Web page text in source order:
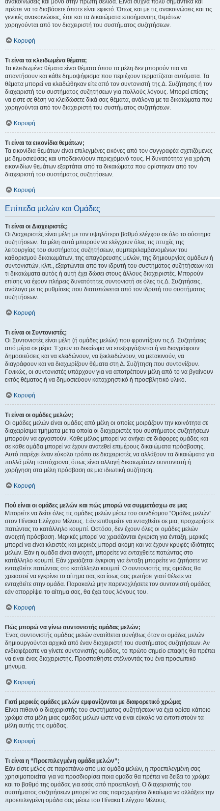
ανακοινώσεις και μόνο στην πρώτη σελίδα. Είναι συχνά πολύ σημαντικά και
πρέπει να τα διαβάσετε όποτε είναι εφικτό. Όπως και με τις ανακοινώσεις και τις
γενικές ανακοινώσεις, έτσι και τα δικαιώματα επισήμανσης θεμάτων
χορηγούνται από τον διαχειριστή του συστήματος συζητήσεων.
Κορυφή
Τι είναι τα κλειδωμένα θέματα;
Τα κλειδωμένα θέματα είναι θέματα όπου τα μέλη δεν μπορούν πια να
απαντήσουν και κάθε δημοψήφισμα που περιέχουν τερματίζεται αυτόματα. Τα
θέματα μπορεί να κλειδώθηκαν είτε από τον συντονιστή της Δ. Συζήτησης ή τον
διαχειριστή του συστήματος συζητήσεων για πολλούς λόγους. Μπορεί επίσης
να είστε σε θέση να κλειδώσετε δικά σας θέματα, ανάλογα με τα δικαιώματα που
χορηγούνται από τον διαχειριστή του συστήματος συζητήσεων.
Κορυφή
Τι είναι τα εικονίδια θεμάτων;
Τα εικονίδια θεμάτων είναι επιλεγμένες εικόνες από τον συγγραφέα σχετιζόμενες
με δημοσιεύσεις και υποδεικνύουν περιεχόμενό τους. Η δυνατότητα για χρήση
εικονιδίων θεμάτων εξαρτάται από τα δικαιώματα που ορίστηκαν από τον
διαχειριστή του συστήματος συζητήσεων.
Κορυφή
Επίπεδα μελών και Ομάδες
Τι είναι οι Διαχειριστές;
Οι Διαχειριστές είναι μέλη με τον υψηλότερο βαθμό ελέγχου σε όλο το σύστημα
συζητήσεων. Τα μέλη αυτά μπορούν να ελέγχουν όλες τις πτυχές της
λειτουργίας του συστήματος συζητήσεων, συμπεριλαμβανομένων του
καθορισμού δικαιωμάτων, της απαγόρευσης μελών, της δημιουργίας ομάδων ή
συντονιστών, κλπ., εξαρτώνται από τον ιδρυτή του συστήματος συζητήσεων και
τι δικαιώματα αυτός ή αυτή έχει δώσει στους άλλους διαχειριστές. Μπορούν
επίσης να έχουν πλήρεις δυνατότητες συντονιστή σε όλες τις Δ. Συζητήσεις,
ανάλογα με τις ρυθμίσεις που διατυπώνεται από τον ιδρυτή του συστήματος
συζητήσεων.
Κορυφή
Τι είναι οι Συντονιστές;
Οι Συντονιστές είναι μέλη (ή ομάδες μελών) που φροντίζουν τις Δ. Συζητήσεις
από μέρα σε μέρα. Έχουν το δικαίωμα να επεξεργάζονται ή να διαγράφουν
δημοσιεύσεις και να κλειδώνουν, να ξεκλειδώνουν, να μετακινούν, να
διαγράφουν και να διαχωρίζουν θέματα στη Δ. Συζήτηση που συντονίζουν.
Γενικώς, οι συντονιστές υπάρχουν για να αποτρέπουν μέλη από το να βγαίνουν
εκτός θέματος ή να δημοσιεύουν καταχρηστικό ή προσβλητικό υλικό.
Κορυφή
Τι είναι οι ομάδες μελών;
Οι ομάδες μελών είναι ομάδες από μέλη οι οποίες μοιράζουν την κοινότητα σε
διαχειρίσιμα τμήματα με τα οποία οι διαχειριστές του συστήματος συζητήσεων
μπορούν να εργαστούν. Κάθε μέλος μπορεί να ανήκει σε διάφορες ομάδες και
σε κάθε ομάδα μπορεί να έχουν ανατεθεί επιμέρους δικαιώματα πρόσβασης.
Αυτό παρέχει έναν εύκολο τρόπο σε διαχειριστές να αλλάξουν τα δικαιώματα για
πολλά μέλη ταυτόχρονα, όπως είναι αλλαγή δικαιωμάτων συντονιστή ή
χορήγηση στα μέλη πρόσβαση σε μια ιδιωτική συζήτηση.
Κορυφή
Πού είναι οι ομάδες μελών και πώς μπορώ να συμμετάσχω σε μια;
Μπορείτε να δείτε όλες τις ομάδες μελών μέσω του συνδέσμου “Ομάδες μελών”
στον Πίνακα Ελέγχου Μέλους. Εάν επιθυμείτε να ενταχθείτε σε μια, προχωρήστε
πατώντας το κατάλληλο κουμπί. Ωστόσο, δεν έχουν όλες οι ομάδες μελών
ανοιχτή πρόσβαση. Μερικές μπορεί να χρειάζονται έγκριση για ένταξη, μερικές
μπορεί να είναι κλειστές και μερικές μπορεί ακόμη και να έχουν κρυφές ιδιότητες
μελών. Εάν η ομάδα είναι ανοιχτή, μπορείτε να ενταχθείτε πατώντας στο
κατάλληλο κουμπί. Εάν χρειάζεται έγκριση για ένταξη μπορείτε να ζητήσετε να
ενταχθείτε πατώντας στο κατάλληλο κουμπί. Ο συντονιστής της ομάδας θα
χρειαστεί να εγκρίνει το αίτημα σας και ίσως σας ρωτήσει γιατί θέλετε να
ενταχθείτε στην ομάδα. Παρακαλώ μην παρενοχλήσετε τον συντονιστή ομάδας
εάν απορρίψει το αίτημα σας, θα έχει τους λόγους του.
Κορυφή
Πώς μπορώ να γίνω συντονιστής ομάδας μελών;
Ένας συντονιστής ομάδας μελών ανατίθεται συνήθως όταν οι ομάδες μελών
δημιουργούνται αρχικά από έναν διαχειριστή του συστήματος συζητήσεων. Αν
ενδιαφέρεστε να γίνετε συντονιστής ομάδας, το πρώτο σημείο επαφής θα πρέπει
να είναι ένας διαχειριστής. Προσπαθήστε στέλνοντάς του ένα προσωπικό
μήνυμα.
Κορυφή
Γιατί μερικές ομάδες μελών εμφανίζονται με διαφορετικό χρώμα;
Είναι πιθανό ο διαχειριστής του συστήματος συζητήσεων να έχει ορίσει κάποιο
χρώμα στα μέλη μιας ομάδας μελών ώστε να είναι εύκολο να εντοπιστούν τα
μέλη αυτής της ομάδας.
Κορυφή
Τι είναι η “Προεπιλεγμένη ομάδα μελών”;
Εάν είστε μέλος σε παραπάνω από μια ομάδα μελών, η προεπιλεγμένη σας
χρησιμοποιείται για να προσδιορίσει ποια ομάδα θα πρέπει να δείξει το χρώμα
και το βαθμό της ομάδας για εσάς από προεπιλογή. Ο διαχειριστής του
συστήματος συζητήσεων μπορεί να σας παραχωρήσει δικαίωμα να αλλάξετε την
προεπιλεγμένη ομάδα σας μέσω του Πίνακα Ελέγχου Μέλους.